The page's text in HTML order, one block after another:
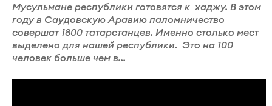
Мусульмане республики готовятся к хаджу. В этом
году в Саудовскую Аравию паломничество
совершат 1800 татарстанцев. Именно столько мест
выделено для нашей республики. Это на 100
человек больше чем в...